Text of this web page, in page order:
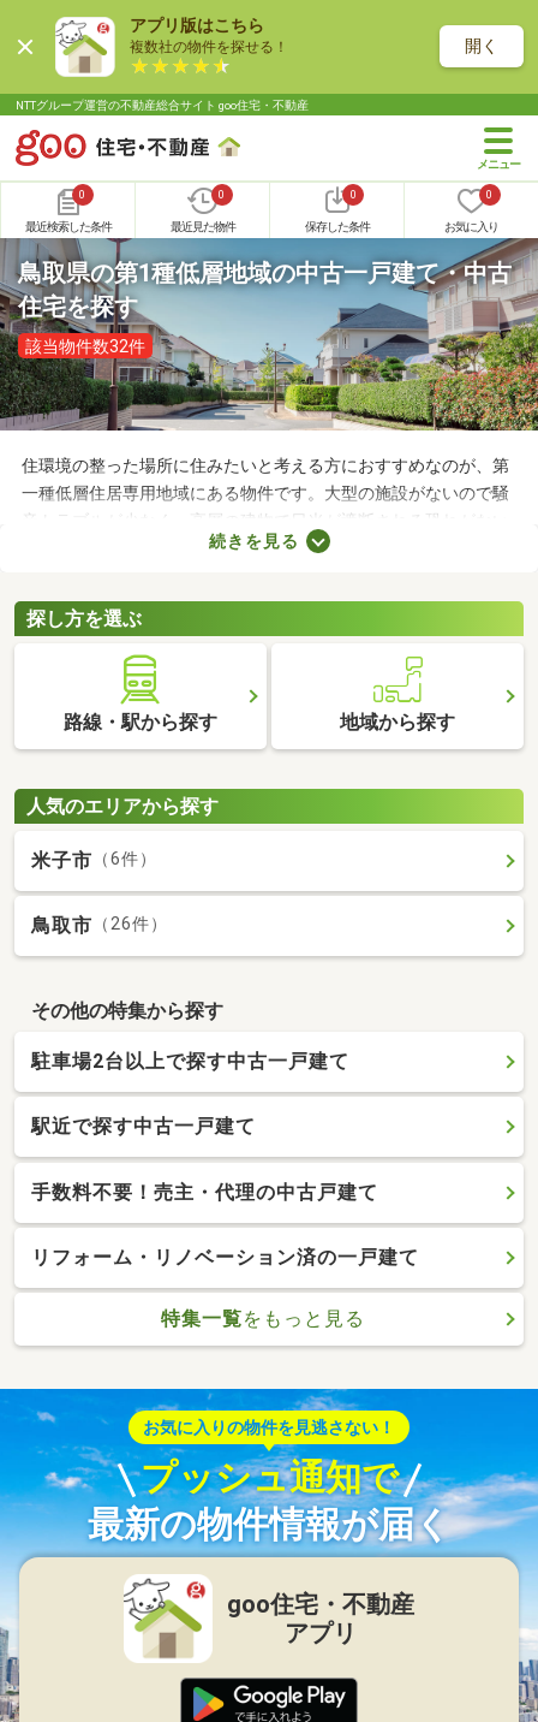
アプリ版はこちら
複数社の物件を探せる！ 開く
NTTグループ運営の不動産総合サイト goo住宅・不動産
0
最近検索した条件
0
最近見た物件
0
保存した条件
0
お気に入り
鳥取県の第1種低層地域の中古一戸建て・中古
住宅を探す
該当物件数32件
住環境の整った場所に住みたいと考える方におすすめなのが、第
一種低層住居専用地域にある物件です。大型の施設がないので騒
音トラブルが少なく、高層の建物で日光が遮断される恐れがない
ことから、住環境に優れたエリアです。住みやすい土地ではある
も購入費用を抑えられる中古の一戸建てを紹介します。
続きを見る
探し方を選ぶ
路線・駅から探す 地域から探す
人気のエリアから探す
米子市 （6件）
鳥取市 （26件）
その他の特集から探す
駐車場2台以上で探す中古一戸建て
駅近で探す中古一戸建て
手数料不要！売主・代理の中古戸建て
リフォーム・リノベーション済の一戸建て
特集一覧をもっと見る
お気に入りの物件を見逃さない！
プッシュ通知で
最新の物件情報が届く
goo住宅・不動産
アプリ